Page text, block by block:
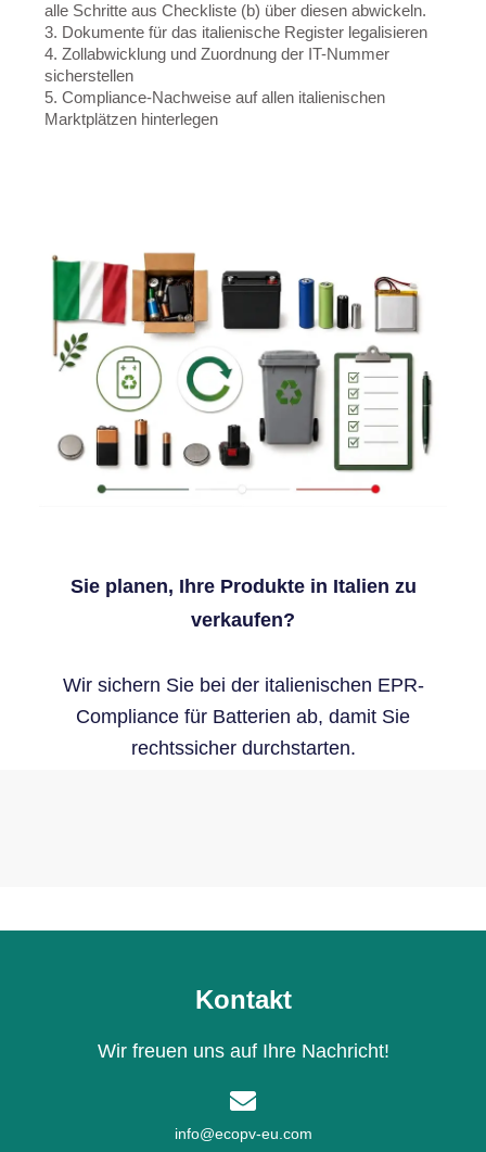
alle Schritte aus Checkliste (b) über diesen abwickeln.
3. Dokumente für das italienische Register legalisieren
4. Zollabwicklung und Zuordnung der IT-Nummer
sicherstellen
5. Compliance-Nachweise auf allen italienischen
Marktplätzen hinterlegen
Sie planen, Ihre Produkte in Italien zu
verkaufen?
Wir sichern Sie bei der italienischen EPR-
Compliance für Batterien ab, damit Sie
rechtssicher durchstarten.
Kontakt
Wir freuen uns auf Ihre Nachricht!
info@ecopv-eu.com